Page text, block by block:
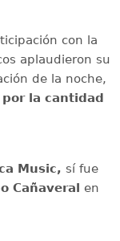
con la
aplaudieron su
de la noche,
la cantidad
Music, sí fue
Cañaveral en